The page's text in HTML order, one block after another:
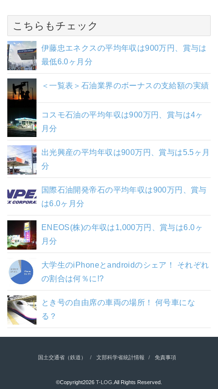
こちらもチェック
伊藤忠エネクスの平均年収は900万円、賞与は
最低6.0ヶ月分
＜一覧表＞石油業界のボーナスの支給額の実績
コスモ石油の平均年収は900万円、賞与は4ヶ
月分
出光興産の平均年収は900万円、賞与は5.5ヶ月
分
国際石油開発帝石の平均年収は900万円、賞与
は6.0ヶ月分
ENEOS(株)の年収は1,000万円、賞与は6.0ヶ
月分
大学生のiPhoneとandroidのシェア！ それぞれ
の割合は何％に!?
とき号の自由席の車両の場所！ 何号車にな
る？
国土交通省（鉄道） 文部科学省統計情報 免責事項
©Copyright2026 T-LOG .All Rights Reserved.